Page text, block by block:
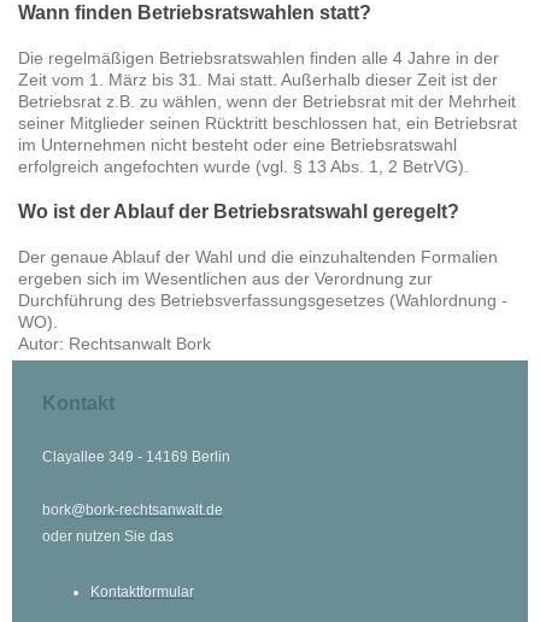
Wann finden Betriebsratswahlen statt?
Die regelmäßigen Betriebsratswahlen finden alle 4 Jahre in der
Zeit vom 1. März bis 31. Mai statt. Außerhalb dieser Zeit ist der
Betriebsrat z.B. zu wählen, wenn der Betriebsrat mit der Mehrheit
seiner Mitglieder seinen Rücktritt beschlossen hat, ein Betriebsrat
im Unternehmen nicht besteht oder eine Betriebsratswahl
erfolgreich angefochten wurde (vgl. § 13 Abs. 1, 2 BetrVG).
Wo ist der Ablauf der Betriebsratswahl geregelt?
Der genaue Ablauf der Wahl und die einzuhaltenden Formalien
ergeben sich im Wesentlichen aus der Verordnung zur
Durchführung des Betriebsverfassungsgesetzes (Wahlordnung -
WO).
Autor: Rechtsanwalt Bork
Kontakt
Clayallee 349 - 14169 Berlin
bork@bork-rechtsanwalt.de
oder nutzen Sie das
Kontaktformular